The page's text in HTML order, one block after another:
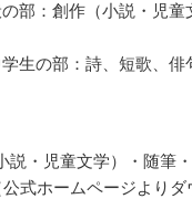
の部：創作（小説・児
学生の部：詩、短歌、俳
説・児童文学）・随筆・
式ホームページよりダ